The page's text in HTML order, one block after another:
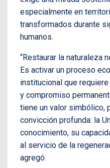
especialmente en
transformados durante
humanos.
“Restaurar la naturaleza
Es activar un proceso
institucional que
y compromiso
tiene un valor simbólico,
convicción profunda: la
conocimiento, su
al servicio de la
agregó.